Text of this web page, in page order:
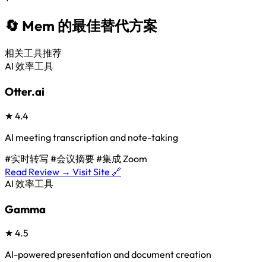
🔄 Mem 的最佳替代方案
相关工具推荐
AI 效率工具
Otter.ai
★ 4.4
AI meeting transcription and note-taking
#实时转写 #会议摘要#集成 Zoom
Read Review → Visit Site 🔗
AI 效率工具
Gamma
★ 4.5
AI-powered presentation and document creation